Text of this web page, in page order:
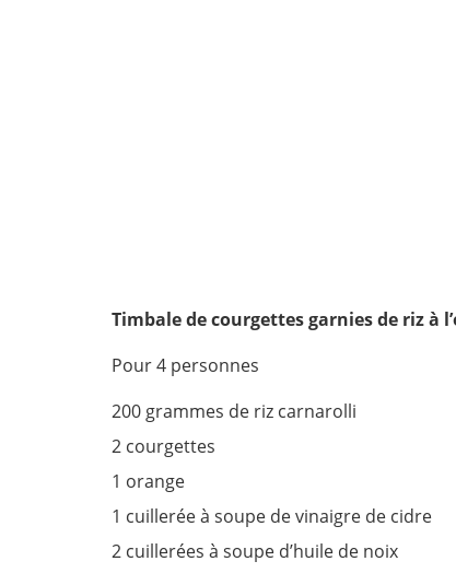
Timbale de courgettes garnies de riz à
Pour 4 personnes
200 grammes de riz carnarolli
2 courgettes
1 orange
1 cuillerée à soupe de vinaigre de cidre
2 cuillerées à soupe d’huile de noix